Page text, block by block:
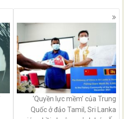
‘Quyền lực mềm’ của Trung
Quốc ở đảo Tamil, Sri Lanka